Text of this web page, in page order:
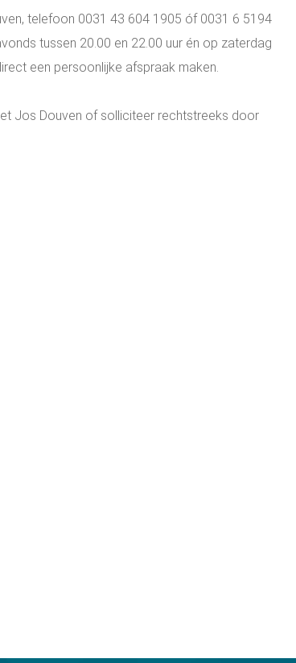
telefoon 0031 43 604 1905 óf 0031 6 5194
tussen 20.00 en 22.00 uur én op zaterdag
een persoonlijke afspraak maken.
Jos Douven of solliciteer rechtstreeks door